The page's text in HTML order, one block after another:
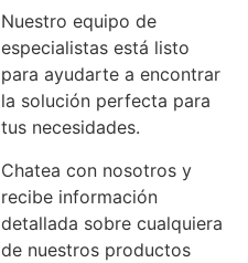
Nuestro equipo de
especialistas está listo
para ayudarte a encontrar
la solución perfecta para
tus necesidades.
Chatea con nosotros y
recibe información
detallada sobre cualquiera
de nuestros productos